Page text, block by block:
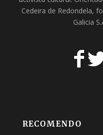
Cedeira de Redondela,
Galicia
RECOMENDO